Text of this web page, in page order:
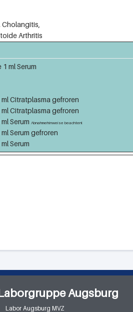
Cholangitis,
Arthritis
1 ml Serum
ml Citratplasma gefroren
ml Citratplasma gefroren
ml Serum Abnahmehinweise beachten!
ml Serum gefroren
ml Serum
Augsburg
Labor Augsburg MVZ